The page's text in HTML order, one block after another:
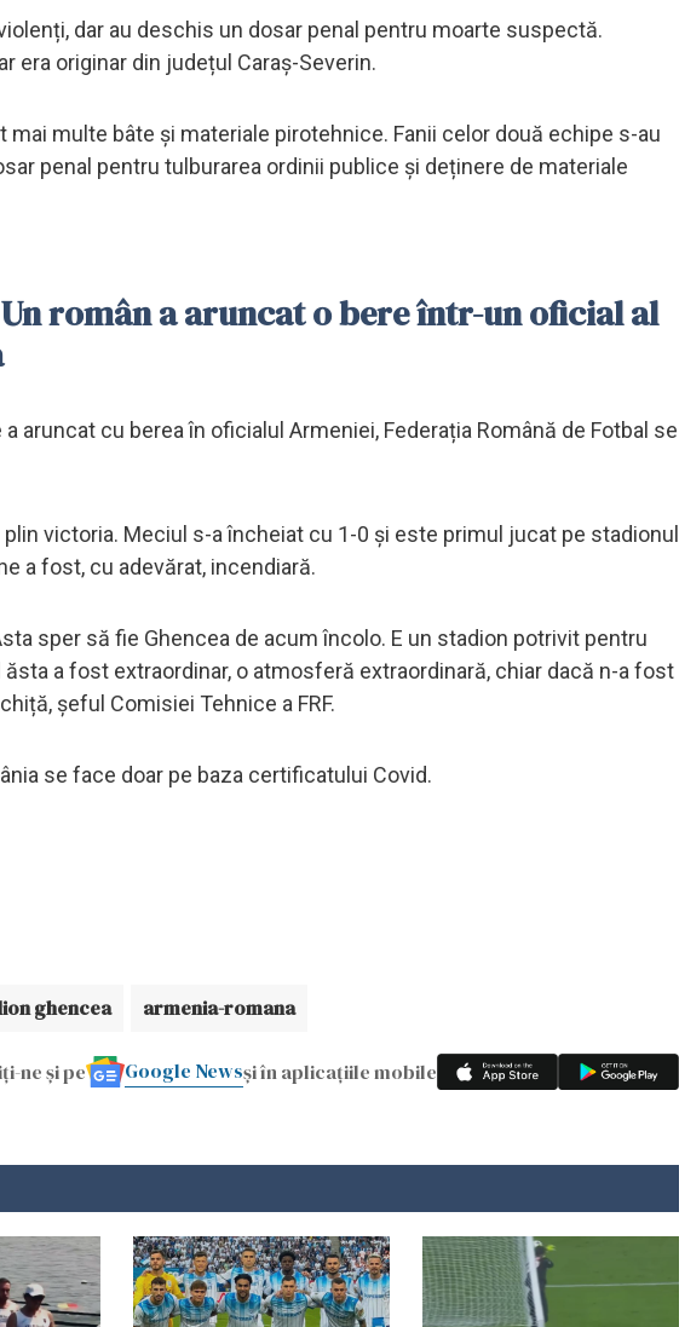
dar au deschis un dosar penal pentru moarte suspectă.
era originar din județul Caraș-Severin.
multe bâte și materiale pirotehnice. Fanii celor două echipe s-au
penal pentru tulburarea ordinii publice și deținere de materiale
român a aruncat o bere într-un oficial al
aruncat cu berea în oficialul Armeniei, Federația Română de Fotbal se
victoria. Meciul s-a încheiat cu 1-0 și este primul jucat pe stadionul
a fost, cu adevărat, incendiară.
sper să fie Ghencea de acum încolo. E un stadion potrivit pentru
a fost extraordinar, o atmosferă extraordinară, chiar dacă n-a fost
șeful Comisiei Tehnice a FRF.
se face doar pe baza certificatului Covid.
ghencea armenia-romana
ne și pe Google Newsși în aplicațiile mobile